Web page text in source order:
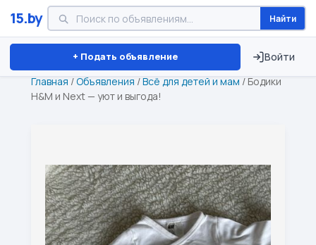
15.by Найти
+ Подать объявление Войти
Минск Витебск Брест ⏱ ТОЛЬКО 15 ДНЕЙ
Главная /Объявления /Всё для детей и мам / Бодики
H&M и Next — уют и выгода!